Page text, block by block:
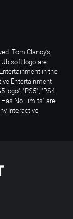
Tom Clancy’s,
logo are
in the
Entertainment
logo", "PS5", "PS4
Has No Limits" are
Interactive